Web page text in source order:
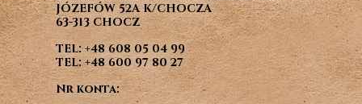
JÓZEFÓW 52A K/CHOCZA
63-313 CHOCZ
TEL:+48 608 05 04 99
TEL:+48 600 97 80 27
Nr konta: